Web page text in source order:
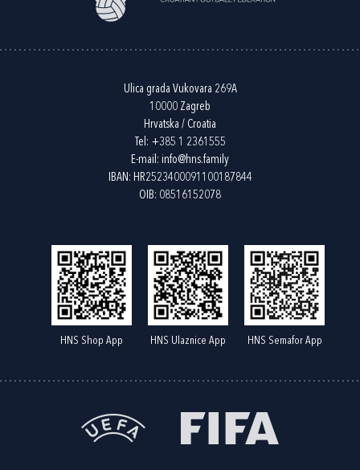
Ulica grada Vukovara 269A
10000 Zagreb
Hrvatska / Croatia
Tel: +385 1 2361555
E-mail: info@hns.family
IBAN: HR2523400091100187844
OIB: 08516152078
HNS Shop App HNS Ulaznice App HNS Semafor App